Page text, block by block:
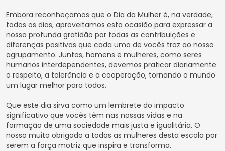
Embora reconheçamos que o Dia da Mulher é, na verdade,
todos os dias, aproveitamos esta ocasião para expressar a
nossa profunda gratidão por todas as contribuições e
diferenças positivas que cada uma de vocês traz ao nosso
agrupamento. Juntos, homens e mulheres, como seres
humanos interdependentes, devemos praticar diariamente
o respeito, a tolerância e a cooperação, tornando o mundo
um lugar melhor para todos.
Que este dia sirva como um lembrete do impacto
significativo que vocês têm nas nossas vidas e na
formação de uma sociedade mais justa e igualitária. O
nosso muito obrigado a todas as mulheres desta escola por
serem a força motriz que inspira e transforma.